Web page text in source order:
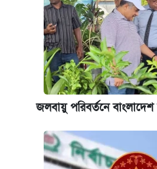
জলবায়ু পরিবর্তনে বাংলাদেশ